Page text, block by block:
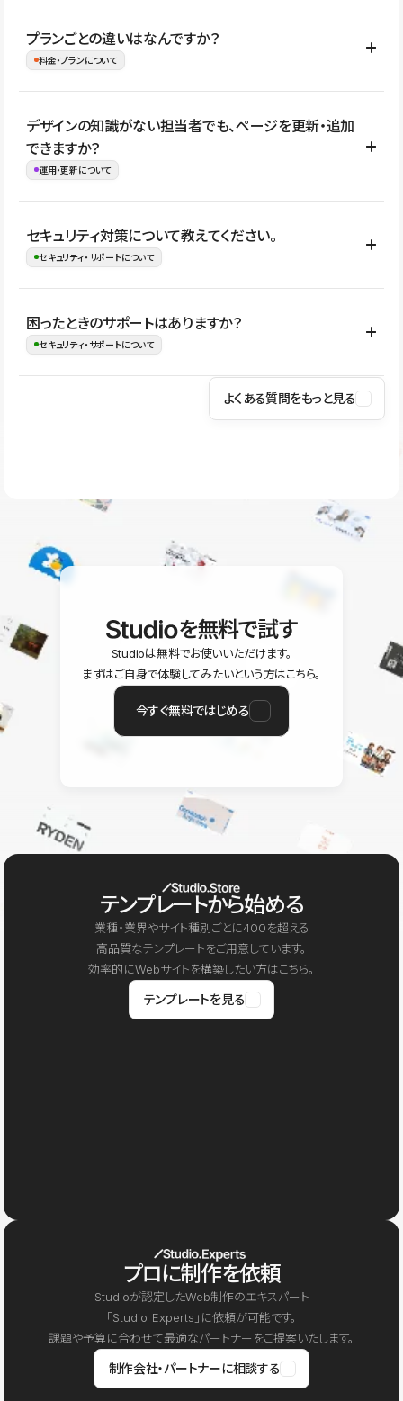
イト全体のデザインや設定がそのまま移行されるわけではないた
め、移行後にページ構成やデザイン、CMS設計、URL・リダイレク
はい。アクセス規模が大きいサイトや、複数部門での運用、権限管
理、セキュリティ確認、既存システムとの連携など、個別の要件が
ない段階でも、お問い合わせください。
お問合せはこちら
プランごとの違いはなんですか？
料金・プランについて
公開ページ数、バージョン履歴の期間、CMS利用数の上限、権限
管理の有無などがプランごとに異なります。詳しくは料金プランペ
ージをご覧ください。
デザインの知識がない担当者でも、ページを更新・追加
できますか？
運用・更新について
はい。CMSやコンポーネントを活用して更新範囲を設計しておく
ことで、デザインを崩しにくい状態で運用できます。 さらにコン
ながらレイアウトに影響を与えずに更新作業を進めやすくなりま
す。
セキュリティ対策について教えてください。
セキュリティ・サポートについて
Studioでは、公開サイトやサービスを安全に利用できるよう、通信
の暗号化、データ保護、アクセス管理、脆弱性対策など、複数の観
はSSL/TLSによる通信暗号化に対応しており、悪質なスクリプトの
困ったときのサポートはありますか？
セキュリティ・サポートについて
操作方法や機能については、ヘルプセンターでご確認いただけま
ユーザー同士で質問・相談できるコミュニティもご利用ください。
よくある質問をもっと見る
を無料で試す
Studioは無料でお使いいただけます。
まずはご自身で体験してみたいという方はこちら。
今すぐ無料ではじめる
テンプレートから始める
業種・業界やサイト種別ごとに400を超える
高品質なテンプレートをご用意しています。
効率的にWebサイトを構築したい方はこちら。
テンプレートを見る
プロに制作を依頼
Studioが認定したWeb制作のエキスパート
「Studio Experts」に依頼が可能です。
課題や予算に合わせて最適なパートナーをご提案いたします。
制作会社・パートナーに相談する